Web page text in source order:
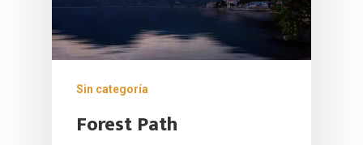
Sin categoría
Forest Path